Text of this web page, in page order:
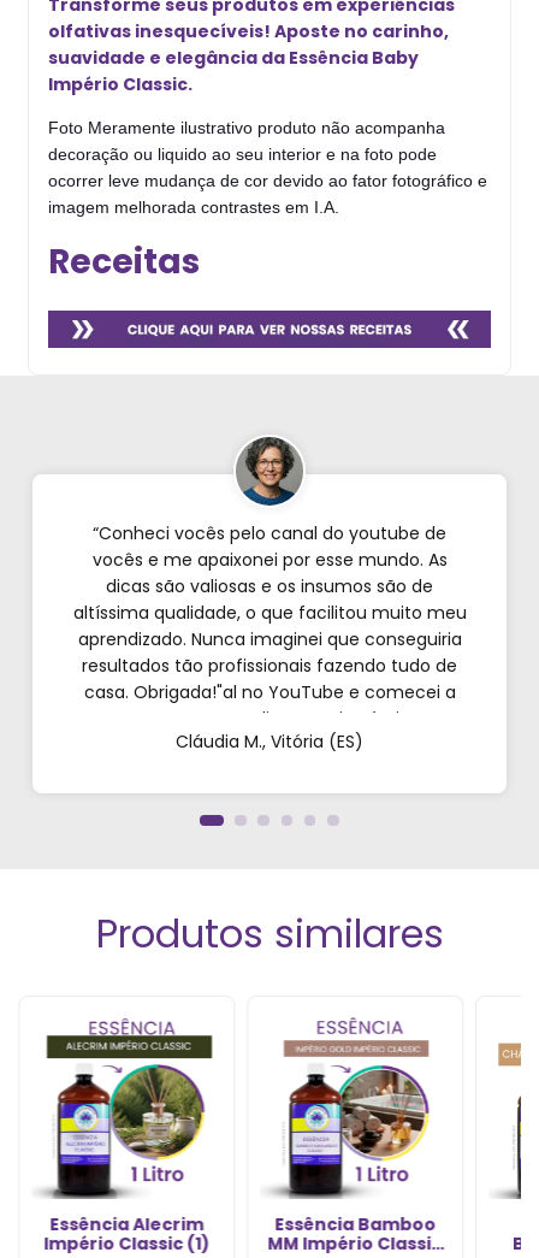
Transforme seus produtos em experiências
olfativas inesquecíveis! Aposte no carinho,
suavidade e elegância da Essência Baby
Império Classic.
Foto Meramente ilustrativo produto não acompanha
decoração ou liquido ao seu interior e na foto pode
ocorrer leve mudança de cor devido ao fator fotográfico e
imagem melhorada contrastes em I.A.
Receitas
“Conheci vocês pelo canal do youtube de
vocês e me apaixonei por esse mundo. As
dicas são valiosas e os insumos são de
altíssima qualidade, o que facilitou muito meu
aprendizado. Nunca imaginei que conseguiria
resultados tão profissionais fazendo tudo de
casa. Obrigada!"al no YouTube e comecei a
testar em casa. As dicas são incríveis e os
produtos são exatamente como mostram nos
perfumes!”
Cláudia M., Vitória (ES)
Produtos similares
Essência Alecrim
Império Classic (1)
Essência Bamboo
MM Império Classic